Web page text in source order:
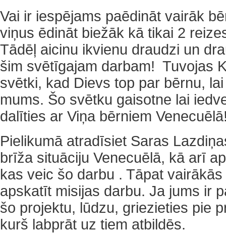
Vai ir iespējams paēdināt vairāk
viņus ēdināt biežāk kā tikai 2
Tādēļ aicinu ikvienu draudzi un
šim svētīgajam darbam! Tuvojas
svētki, kad Dievs top par bērnu,
mums. Šo svētku gaisotne lai
dalīties ar Viņa bērniem
Pielikumā atradīsiet Saras
brīža situāciju Venecuēlā, kā arī
kas veic šo darbu . Tāpat
apskatīt misijas darbu. Ja jums ir
šo projektu, lūdzu, griezieties pie
kurš labprāt uz tiem atbildēs.